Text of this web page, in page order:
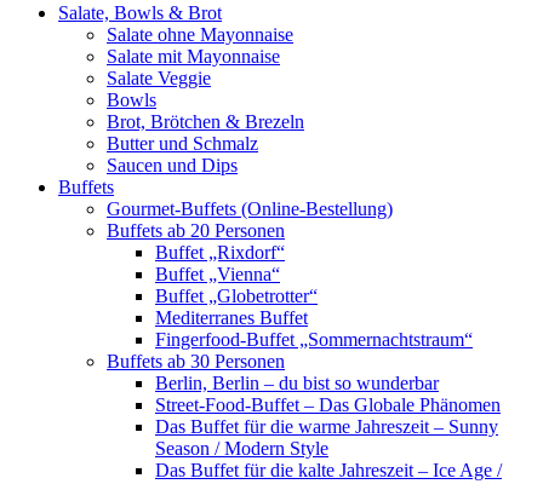
Salate, Bowls & Brot
Salate ohne Mayonnaise
Salate mit Mayonnaise
Salate Veggie
Bowls
Brot, Brötchen & Brezeln
Butter und Schmalz
Saucen und Dips
Buffets
Gourmet-Buffets (Online-Bestellung)
Buffets ab 20 Personen
Buffet „Rixdorf“
Buffet „Vienna“
Buffet „Globetrotter“
Mediterranes Buffet
Fingerfood-Buffet „Sommernachtstraum“
Buffets ab 30 Personen
Berlin, Berlin – du bist so wunderbar
Street-Food-Buffet – Das Globale Phänomen
Das Buffet für die warme Jahreszeit – Sunny
Season / Modern Style
Das Buffet für die kalte Jahreszeit – Ice Age /